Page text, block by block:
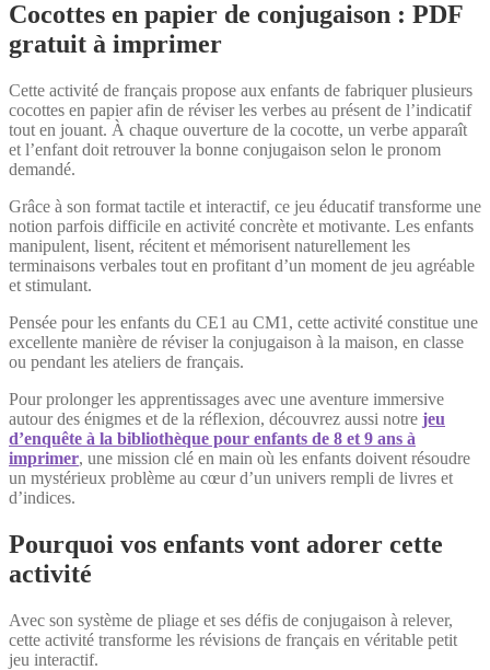
Cocottes en papier de conjugaison : PDF
gratuit à imprimer
Cette activité de français propose aux enfants de fabriquer plusieurs
cocottes en papier afin de réviser les verbes au présent de l’indicatif
tout en jouant. À chaque ouverture de la cocotte, un verbe apparaît
et l’enfant doit retrouver la bonne conjugaison selon le pronom
demandé.
Grâce à son format tactile et interactif, ce jeu éducatif transforme une
notion parfois difficile en activité concrète et motivante. Les enfants
manipulent, lisent, récitent et mémorisent naturellement les
terminaisons verbales tout en profitant d’un moment de jeu agréable
et stimulant.
Pensée pour les enfants du CE1 au CM1, cette activité constitue une
excellente manière de réviser la conjugaison à la maison, en classe
ou pendant les ateliers de français.
Pour prolonger les apprentissages avec une aventure immersive
autour des énigmes et de la réflexion, découvrez aussi notre jeu
d’enquête à la bibliothèque pour enfants de 8 et 9 ans à
imprimer, une mission clé en main où les enfants doivent résoudre
un mystérieux problème au cœur d’un univers rempli de livres et
d’indices.
Pourquoi vos enfants vont adorer cette
activité
Avec son système de pliage et ses défis de conjugaison à relever,
cette activité transforme les révisions de français en véritable petit
jeu interactif.